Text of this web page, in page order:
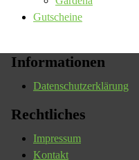
Gutscheine
Informationen
Datenschutzerklärung
Rechtliches
Impressum
Kontakt